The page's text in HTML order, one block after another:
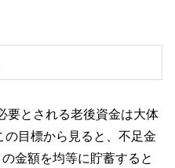
要とされる老後資金は大体
目標から見ると、不足金
金額を均等に貯蓄すると